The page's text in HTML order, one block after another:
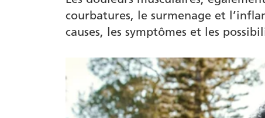
courbatures, le surmenage et
causes, les symptômes et les